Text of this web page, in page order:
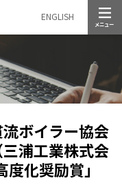
ENGLISH
ボイラー協会
浦工業株式会
化奨励賞」